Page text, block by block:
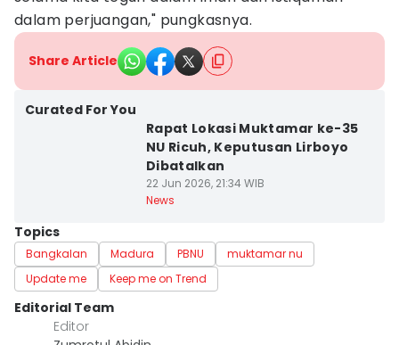
dalam perjuangan," pungkasnya.
Share Article
Curated For You
Rapat Lokasi Muktamar ke-35
NU Ricuh, Keputusan Lirboyo
Dibatalkan
22 Jun 2026, 21:34 WIB
News
Topics
Bangkalan Madura PBNU
muktamar nu
Update me
Keep me on Trend
Editorial Team
Editor